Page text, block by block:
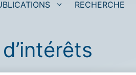
RECHERCHE